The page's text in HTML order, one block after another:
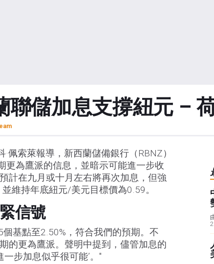
儲加息支撐紐元 –
佩索萊報導，新西蘭儲備銀行（RBNZ）
更為鷹派的信息，並暗示可能進一步收
計在九月或十月左右將再次加息，但強
維持年底紐元/美元目標價為0.59。
信號
基點至2.50%，符合我們的預期。不
的更為鷹派。聲明中提到，儘管加息的
一步加息似乎很可能’。"